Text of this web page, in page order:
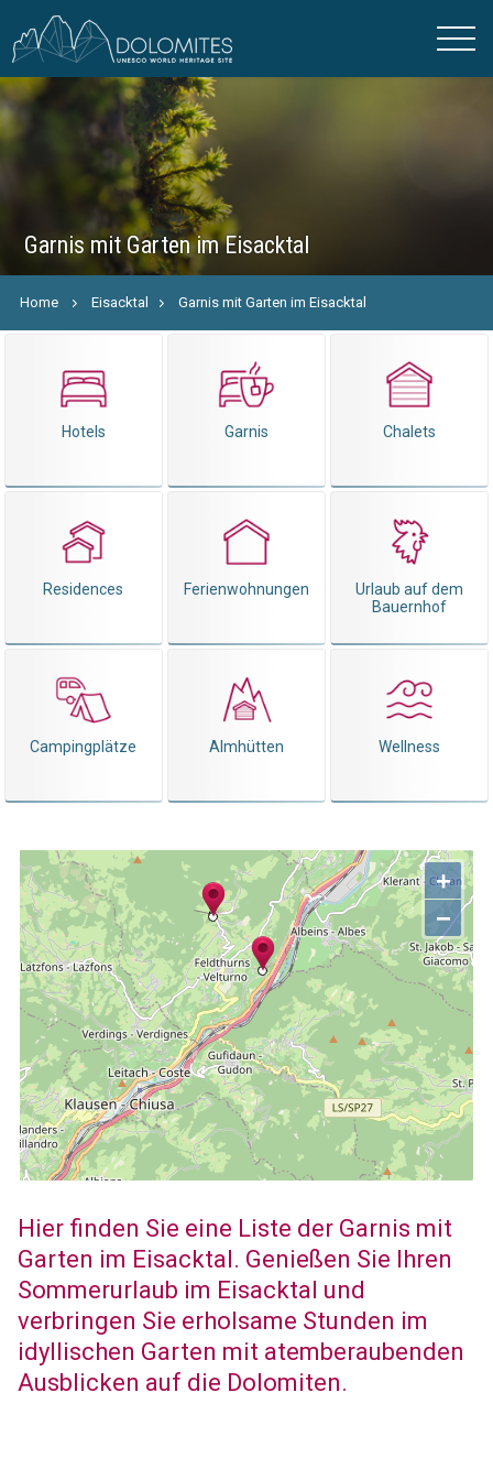
Garnis mit Garten im Eisacktal
Home Eisacktal Garnis mit Garten im Eisacktal
Hotels Garnis Chalets
Residences Ferienwohnungen
Urlaub auf dem
Bauernhof
Campingplätze Almhütten Wellness
+
−
Hier finden Sie eine Liste der Garnis mit
Garten im Eisacktal. Genießen Sie Ihren
Sommerurlaub im Eisacktal und
verbringen Sie erholsame Stunden im
idyllischen Garten mit atemberaubenden
Ausblicken auf die Dolomiten.